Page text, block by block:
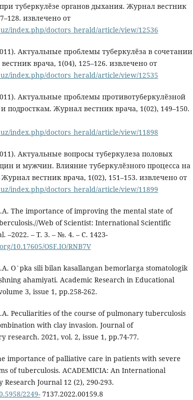
туберкулёзе органов дыхания. Журнал вестник
извлечено от
index.php/doctors_herald/article/view/12536
Актуальные проблемы туберкулёза в сочетании
врача, 1(04), 125–126. извлечено от
index.php/doctors_herald/article/view/12535
Актуальные проблемы противотуберкулёзной
подросткам. Журнал вестник врача, 1(02), 149–150.
index.php/doctors_herald/article/view/11898
Актуальные вопросы туберкулеза половых
и мужчин. Влияние туберкулёзного процесса на
вестник врача, 1(02), 151–153. извлечено от
index.php/doctors_herald/article/view/11899
The importance of improving the mental state of
Web of Scientist: International Scientific
–2022. – Т. 3. – №. 4. – С. 1423-
10.17605/OSF.IO/RNB7V
O`pka sili bilan kasallangan bemorlarga stomatologik
ahamiyati. Academic Research in Educational
3, issue 1, pp.258-262.
Peculiarities of the course of pulmonary tuberculosis
with clay invasion. Journal of
research. 2021, vol. 2, issue 1, pp.74-77.
importance of palliative care in patients with severe
of tuberculosis. ACADEMICIA: An International
Journal 12 (2), 290-293.
2249- 7137.2022.00159.8